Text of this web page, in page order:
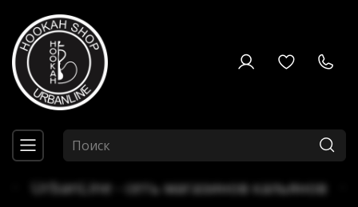
UrbanLine - сеть магазинов кальянов